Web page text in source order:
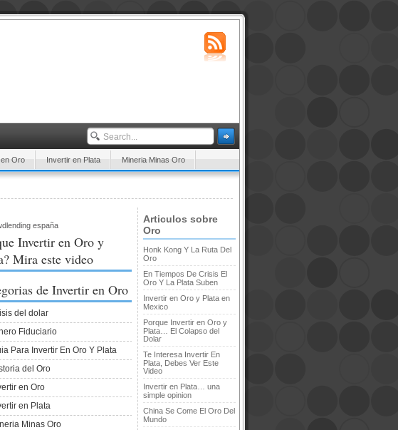
Oro Invertir en Plata Mineria Minas Oro
españa
Invertir en Oro y
Mira este video
de Invertir en Oro
del dolar
Fiduciario
Para Invertir En Oro Y Plata
del Oro
en Oro
en Plata
Minas Oro
Articulos sobre
Oro
Honk Kong Y La Ruta Del
Oro
En Tiempos De Crisis El
Oro Y La Plata Suben
Invertir en Oro y Plata en
Mexico
Porque Invertir en Oro y
Plata… El Colapso del
Dolar
Te Interesa Invertir En
Plata, Debes Ver Este
Video
Invertir en Plata… una
simple opinion
China Se Come El Oro Del
Mundo